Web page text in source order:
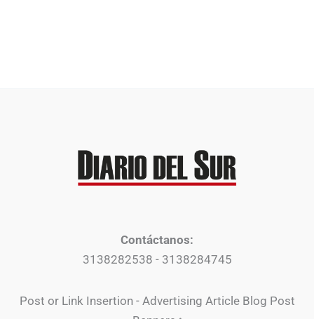
Contáctanos:
3138282538 - 3138284745
Post or Link Insertion - Advertising Article Blog Post